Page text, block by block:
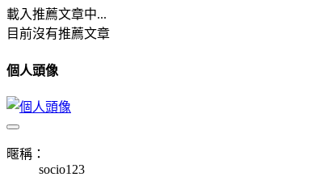
載入推薦文章中...
目前沒有推薦文章
個人頭像
暱稱：
socio123